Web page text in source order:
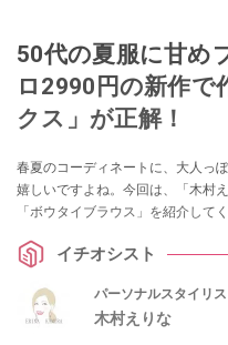
50代の夏服に甘め
ロ2990円の新作で
クス」が正解！
春夏のコーディネートに、大人っ
嬉しいですよね。今回は、「木村
「ボウタイブラウス」を紹介して
イチオシスト
パーソナルスタイリ
木村えりな